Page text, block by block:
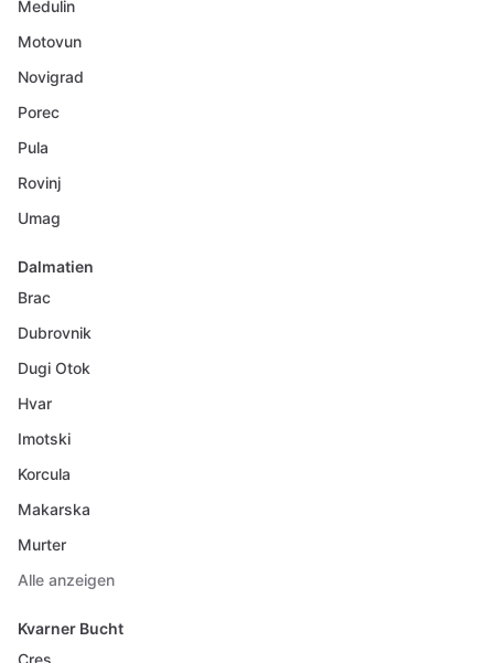
Medulin
Motovun
Novigrad
Porec
Pula
Rovinj
Umag
Dalmatien
Brac
Dubrovnik
Dugi Otok
Hvar
Imotski
Korcula
Makarska
Murter
Alle anzeigen
Kvarner Bucht
Cres